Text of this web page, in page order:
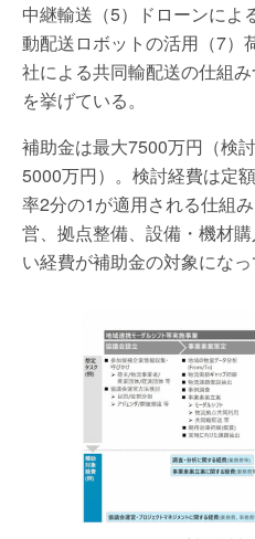
中継輸送（5）ドローンによ
動配送ロボットの活用（7）
社による共同輸配送の仕組
を挙げている。
補助金は最大7500万円（検
5000万円）。検討経費は定
率2分の1が適用される仕組
営、拠点整備、設備・機材
い経費が補助金の対象になっ